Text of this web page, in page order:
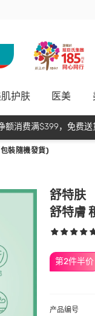
护肤 医美
消费满$399，免费送
裝隨機發貨)
舒特肤
舒特膚
第2件半价
产品编号